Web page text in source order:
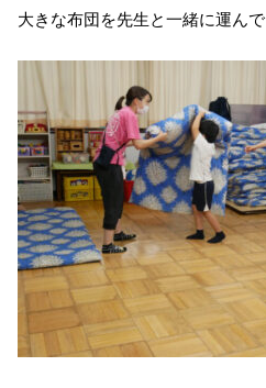
大きな布団を先生と一緒に運んで